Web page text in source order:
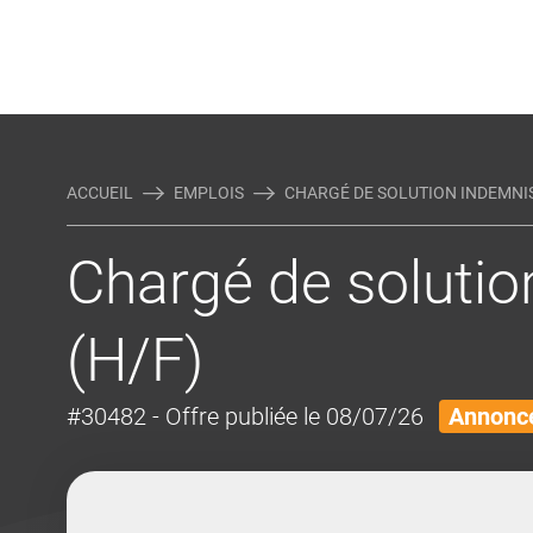
ACCUEIL EMPLOIS CHARGÉ DE SOLUTION
Chargé de
(H/F)
#30482 - Offre publiée le 08/07/26